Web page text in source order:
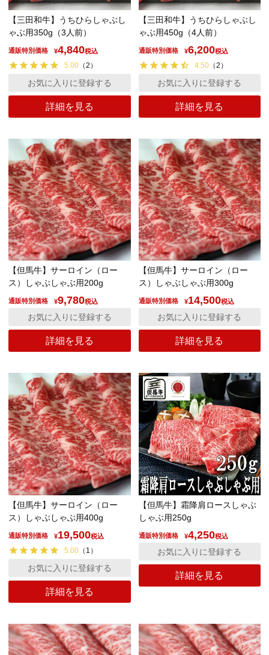
【三田和牛】うちひらしゃぶし
ゃぶ用350g（3人前）
通販特別価格 ¥4,840税込
5.00 （2 ）
詳細を見る
お気に入りに登録する
【三田和牛】うちひらしゃぶし
ゃぶ用450g（4人前）
通販特別価格 ¥6,200税込
4.50（2 ）
詳細を見る
お気に入りに登録する
【但馬牛】サーロイン（ロー
ス）しゃぶしゃぶ用200g
通販特別価格 ¥9,780税込
詳細を見る
お気に入りに登録する
【但馬牛】サーロイン（ロー
ス）しゃぶしゃぶ用300g
通販特別価格 ¥14,500税込
詳細を見る
お気に入りに登録する
【但馬牛】サーロイン（ロー
ス）しゃぶしゃぶ用400g
通販特別価格 ¥19,500税込
5.00 （ 1 ）
詳細を見る
お気に入りに登録する
【但馬牛】霜降肩ロースしゃぶ
しゃぶ用250g
通販特別価格 ¥4,250税込
詳細を見る
お気に入りに登録する